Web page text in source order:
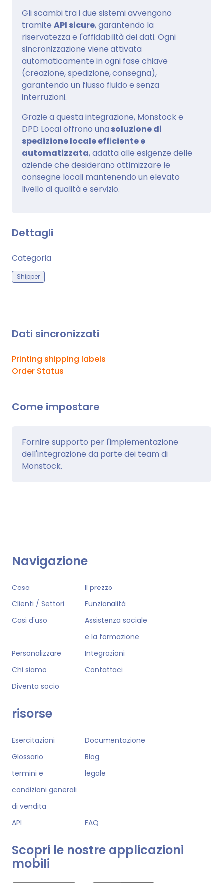
Gli scambi tra i due sistemi avvengono
tramite API sicure, garantendo la
riservatezza e l'affidabilità dei dati. Ogni
sincronizzazione viene attivata
automaticamente in ogni fase chiave
(creazione, spedizione, consegna),
garantendo un flusso fluido e senza
interruzioni.
Grazie a questa integrazione, Monstock e
DPD Local offrono una soluzione di
spedizione locale efficiente e
automatizzata, adatta alle esigenze delle
aziende che desiderano ottimizzare le
consegne locali mantenendo un elevato
livello di qualità e servizio.
Dettagli
Categoria
Shipper
Dati sincronizzati
Printing shipping labels
Order Status
Come impostare
Fornire supporto per l'implementazione
dell'integrazione da parte dei team di
Monstock.
Navigazione
Casa
Il prezzo
Clienti / Settori
Funzionalità
Casi d'uso
Assistenza sociale
e la formazione
Personalizzare
Integrazioni
Chi siamo
Contattaci
Diventa socio
risorse
Esercitazioni
Documentazione
Glossario
Blog
termini e
condizioni generali
di vendita
legale
API FAQ
Scopri le nostre applicazioni
mobili